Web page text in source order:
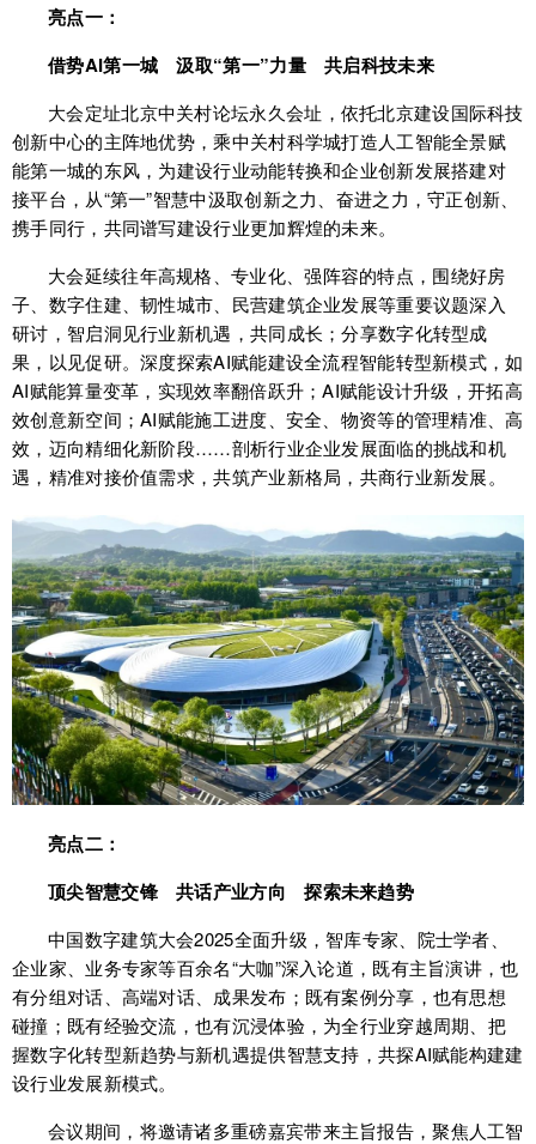
亮点一：
借势AI第一城 汲取“第一”力量 共启科技未来
大会定址北京中关村论坛永久会址，依托北京建设国际科技
创新中心的主阵地优势，乘中关村科学城打造人工智能全景赋
能第一城的东风，为建设行业动能转换和企业创新发展搭建对
接平台，从“第一”智慧中汲取创新之力、奋进之力，守正创新、
携手同行，共同谱写建设行业更加辉煌的未来。
大会延续往年高规格、专业化、强阵容的特点，围绕好房
子、数字住建、韧性城市、民营建筑企业发展等重要议题深入
研讨，智启洞见行业新机遇，共同成长；分享数字化转型成
果，以见促研。深度探索AI赋能建设全流程智能转型新模式，如
AI赋能算量变革，实现效率翻倍跃升；AI赋能设计升级，开拓高
效创意新空间；AI赋能施工进度、安全、物资等的管理精准、高
效，迈向精细化新阶段……剖析行业企业发展面临的挑战和机
遇，精准对接价值需求，共筑产业新格局，共商行业新发展。
亮点二：
顶尖智慧交锋 共话产业方向 探索未来趋势
中国数字建筑大会2025全面升级，智库专家、院士学者、
企业家、业务专家等百余名“大咖”深入论道，既有主旨演讲，也
有分组对话、高端对话、成果发布；既有案例分享，也有思想
碰撞；既有经验交流，也有沉浸体验，为全行业穿越周期、把
握数字化转型新趋势与新机遇提供智慧支持，共探AI赋能构建建
设行业发展新模式。
会议期间，将邀请诸多重磅嘉宾带来主旨报告，聚焦人工智